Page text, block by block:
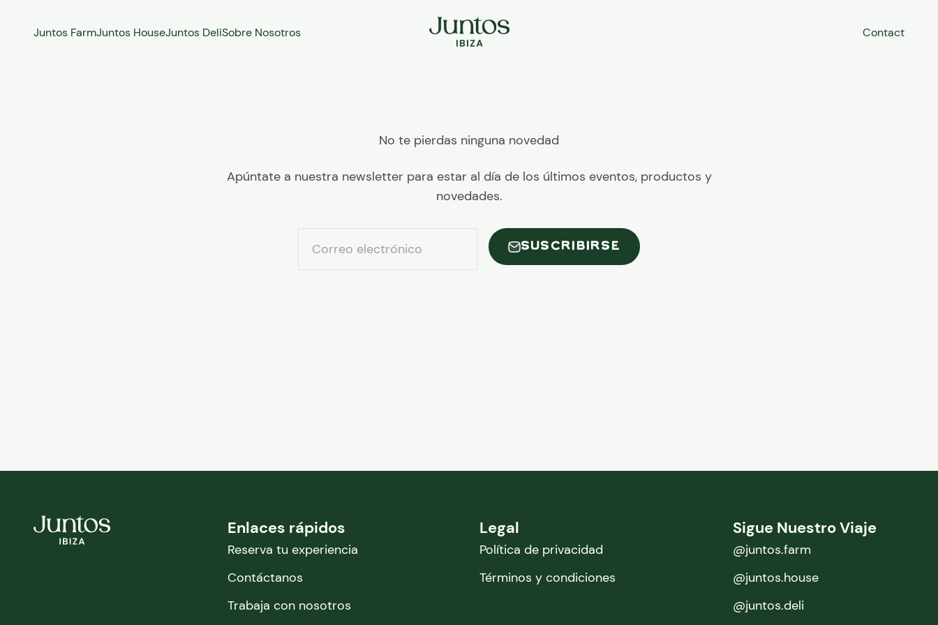
Juntos FarmJuntos HouseJuntos DeliSobre Nosotros Juntos Ibiza Contact
No te pierdas ninguna novedad
Apúntate a nuestra newsletter para estar al día de los últimos eventos, productos y
novedades.
Correo electrónico SUSCRIBIRSE
Enlaces rápidos
Reserva tu experiencia
Contáctanos
Trabaja con nosotros
Legal
Política de privacidad
Términos y condiciones
Sigue Nuestro Viaje
@juntos.farm
@juntos.house
@juntos.deli